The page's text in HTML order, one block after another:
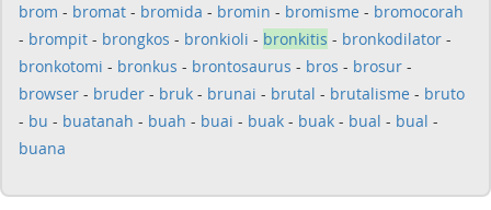
brom - bromat - bromida - bromin - bromisme - bromocorah
- brompit - brongkos - bronkioli - bronkitis - bronkodilator -
bronkotomi - bronkus - brontosaurus - bros - brosur -
browser - bruder - bruk - brunai - brutal - brutalisme - bruto
- bu - buatanah - buah - buai - buak - buak - bual - bual -
buana